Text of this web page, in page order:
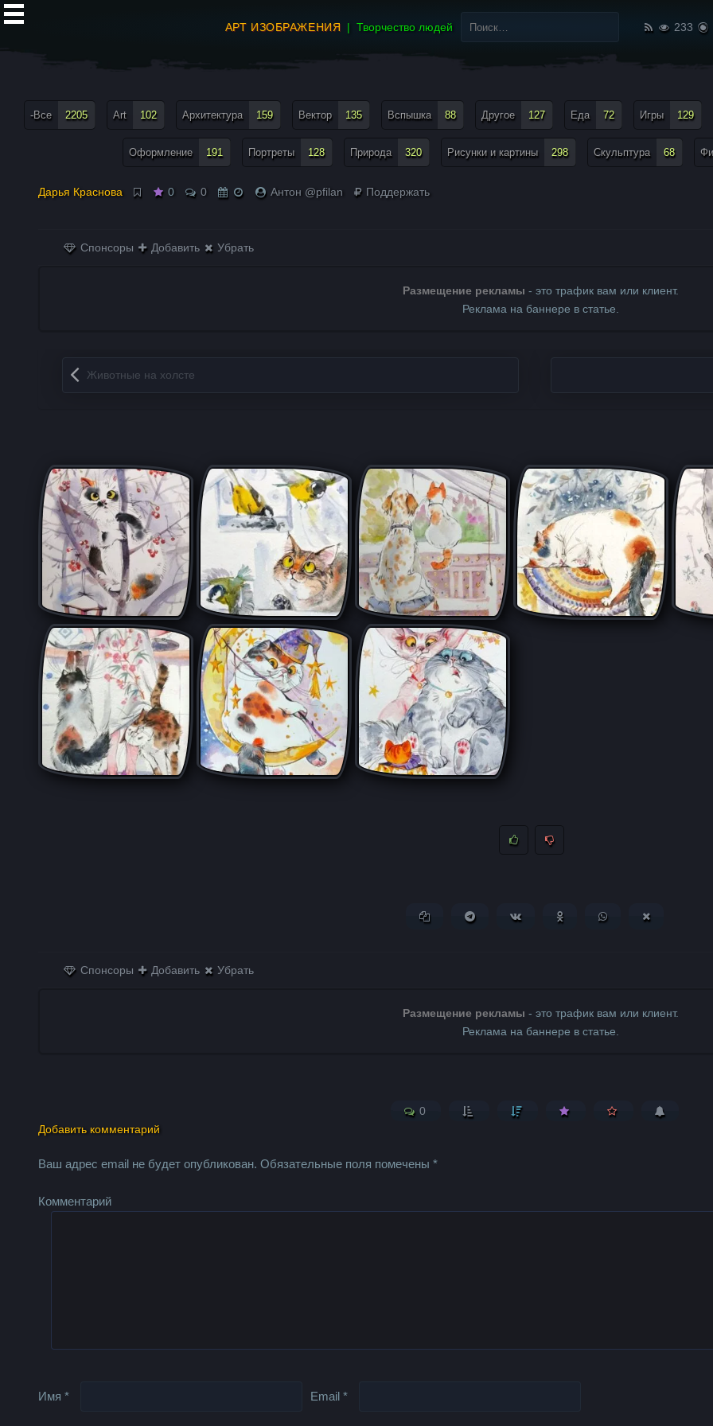
АРТ ИЗОБРАЖЕНИЯ Творчество людей
Найти:
233
-Все 2205 Art 102 Архитектура 159 Вектор 135 Вспышка 88 Другое 127 Еда 72 Игры 129
Оформление 191 Портреты 128 Природа 320 Рисунки и картины 298 Скульптура 68
Дарья Краснова 0 0 Антон @pfilan Поддержать
Спонсоры Добавить Убрать
Размещение рекламы - это трафик вам или клиент.
Реклама на баннере в статье.
Запись навигация
Животные на холсте
Копировать ссылкуПоделиться в Telegram
Поделиться ВКонтакте
Поделиться вПоделиться в
Спонсоры Добавить Убрать
Размещение рекламы - это трафик вам или клиент.
Реклама на баннере в статье.
0
Добавить комментарий
Ваш адрес email не будет опубликован. Обязательные поля помечены*
Комментарий
Имя* Email*